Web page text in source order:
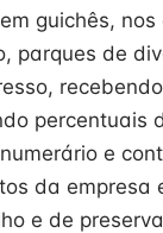
guichês,
parques de
percentuais
e
da
e de